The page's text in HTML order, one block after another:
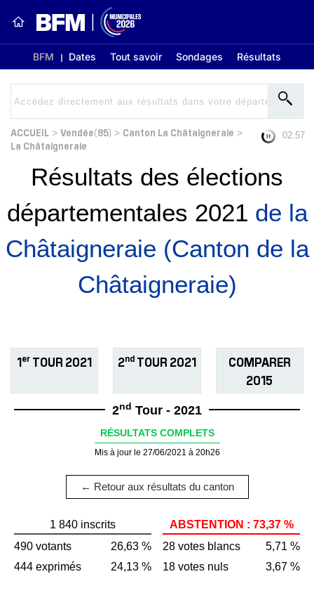
BFM Dates Tout savoir Sondages Résultats
ACCUEIL > Vendée(85) > Canton La Châtaigneraie >
La Châtaigneraie
02:56
Résultats des élections
départementales 2021 de la
Châtaigneraie (Canton de la
Châtaigneraie)
1er TOUR 2021 2ndTOUR 2021
COMPARER
2015
2nd Tour - 2021
RÉSULTATS COMPLETS
Mis à jour le 27/06/2021 à 20h26
← Retour aux résultats du canton
1 840 inscrits
490 votants
26,63 %
444 exprimés
24,13 %
ABSTENTION : 73,37 %
28 votes blancs
5,71 %
18 votes nuls
3,67 %